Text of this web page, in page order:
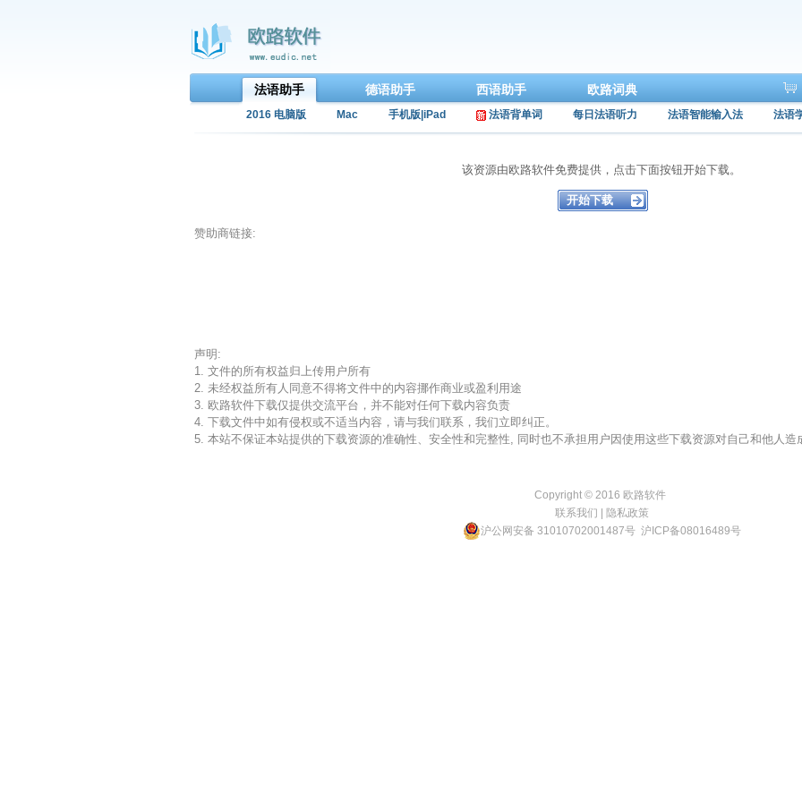
法语助手 德语助手 西语助手 欧路词典
2016 电脑版 Mac 手机版|iPad 法语背单词 每日法语听力 法语智能输入法 法语
该资源由欧路软件免费提供，点击下面按钮开始下载。
赞助商链接:
声明:
1. 文件的所有权益归上传用户所有
2. 未经权益所有人同意不得将文件中的内容挪作商业或盈利用途
3. 欧路软件下载仅提供交流平台，并不能对任何下载内容负责
4. 下载文件中如有侵权或不适当内容，请与我们联系，我们立即纠正。
5. 本站不保证本站提供的下载资源的准确性、安全性和完整性, 同时也不承担用户因使用这些下载资源对自己和他人造
Copyright © 2016 欧路软件
联系我们
隐私政策
沪公网安备 31010702001487号 沪ICP备08016489号